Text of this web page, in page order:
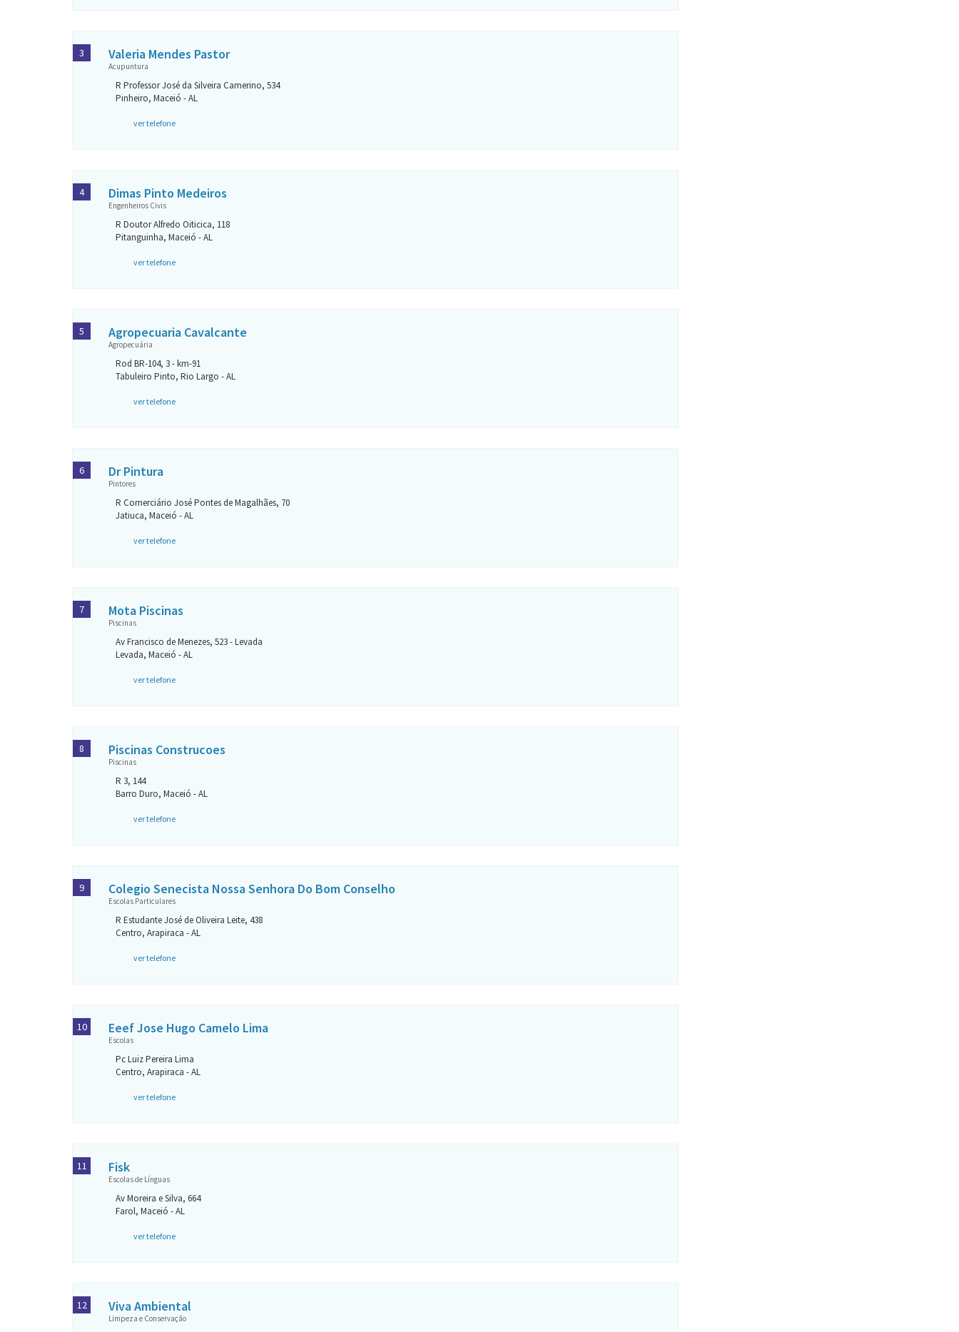
Valeria Mendes Pastor
Acupuntura
R Professor José da Silveira Camerino, 534
Pinheiro, Maceió - AL
ver telefone
3
Dimas Pinto Medeiros
Engenheiros Civis
R Doutor Alfredo Oiticica, 118
Pitanguinha, Maceió - AL
ver telefone
4
Agropecuaria Cavalcante
Agropecuária
Rod BR-104, 3 - km-91
Tabuleiro Pinto, Rio Largo - AL
ver telefone
5
Dr Pintura
Pintores
R Comerciário José Pontes de Magalhães, 70
Jatiuca, Maceió - AL
ver telefone
6
Mota Piscinas
Piscinas
Av Francisco de Menezes, 523 - Levada
Levada, Maceió - AL
ver telefone
7
Piscinas Construcoes
Piscinas
R 3, 144
Barro Duro, Maceió - AL
ver telefone
8
Colegio Senecista Nossa Senhora Do Bom Conselho
Escolas Particulares
R Estudante José de Oliveira Leite, 438
Centro, Arapiraca - AL
ver telefone
9
Eeef Jose Hugo Camelo Lima
Escolas
Pc Luiz Pereira Lima
Centro, Arapiraca - AL
ver telefone
10
Fisk
Escolas de Línguas
Av Moreira e Silva, 664
Farol, Maceió - AL
ver telefone
11
Viva Ambiental
Limpeza e Conservação
12